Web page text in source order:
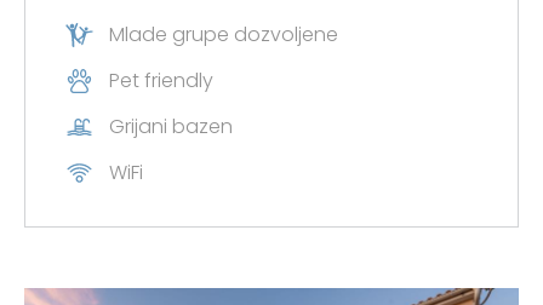
Mlade grupe dozvoljene
Pet friendly
Grijani bazen
WiFi
Ostvarite 5% popusta
na prvu rezervaciju!
Pretplatite se na naš newsletter i ostvarite